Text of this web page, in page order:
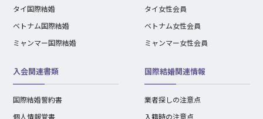
タイ国際結婚
ベトナム国際結婚
ミャンマー国際結婚
タイ女性会員
ベトナム女性会員
ミャンマー女性会員
入会関連書類
国際結婚誓約書
個人情報覚書
国際結婚関連情報
業者探しの注意点
入籍時の注意点